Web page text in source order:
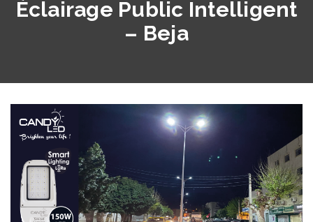
Éclairage Public Intelligent
– Beja